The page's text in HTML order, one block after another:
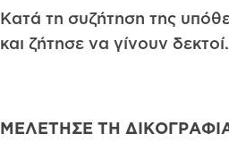
Κατά τη συζήτηση της
και ζήτησε να γίνουν δεκτοί.
ΜΕΛΕΤΗΣΕ ΤΗ